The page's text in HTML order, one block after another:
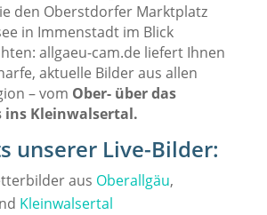
den Oberstdorfer Marktplatz
in Immenstadt im Blick
allgaeu-cam.de liefert Ihnen
aktuelle Bilder aus allen
– vom Ober- über das
ins Kleinwalsertal.
unserer Live-Bilder:
aus Oberallgäu,
Kleinwalsertal